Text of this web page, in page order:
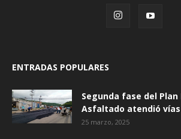
ENTRADAS POPULARES
Segunda fase del Plan
Asfaltado atendió
25 marzo, 2025